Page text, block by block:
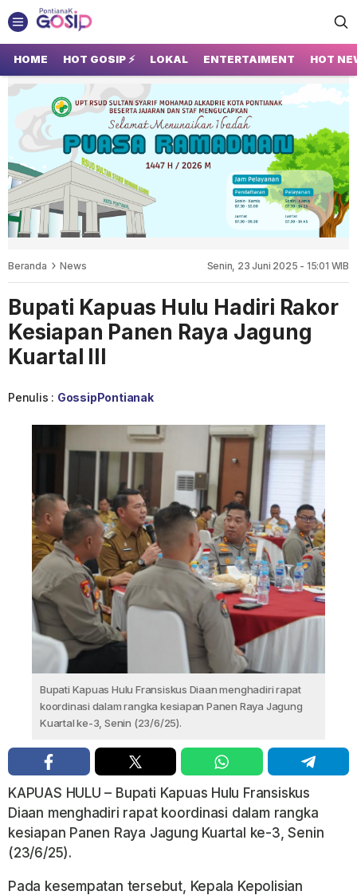
GOSIP PONTIANAK
Tempatnya Gosip Terupdate Pontianak
HOME HOT GOSIP ⚡ LOKAL ENTERTAIMENT HOT
Beranda News Senin, 23 Juni 2025 - 15:01 WIB
Bupati Kapuas Hulu Hadiri Rakor
Kesiapan Panen Raya Jagung
Kuartal III
Penulis : GossipPontianak
Bupati Kapuas Hulu Fransiskus Diaan menghadiri rapat
koordinasi dalam rangka kesiapan Panen Raya Jagung
Kuartal ke-3, Senin (23/6/25).
KAPUAS HULU – Bupati Kapuas Hulu Fransiskus
Diaan menghadiri rapat koordinasi dalam rangka
kesiapan Panen Raya Jagung Kuartal ke-3, Senin
(23/6/25).
Pada kesempatan tersebut, Kepala Kepolisian